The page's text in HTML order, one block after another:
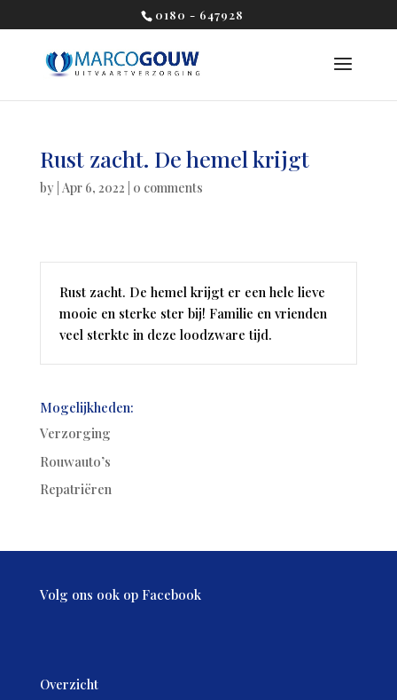
0180 - 647928
Rust zacht. De hemel krijgt
by Apr 6, 2022 0 comments
Rust zacht. De hemel krijgt er een hele lieve
mooie en sterke ster bij! Familie en vrienden
veel sterkte in deze loodzware tijd.
Mogelijkheden:
Verzorging
Rouwauto’s
Repatriëren
Volg ons ook op Facebook
Overzicht